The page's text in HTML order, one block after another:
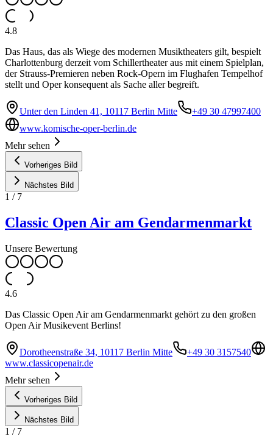
4.8
Das Haus, das als Wiege des modernen Musiktheaters gilt, bespielt
Charlottenburg derzeit vom Schillertheater aus mit einem Spielplan,
der Strauss-Premieren neben Rock-Opern im Flughafen Tempelhof
stellt und Oper konsequent als Sache aller begreift.
Unter den Linden 41, 10117 Berlin Mitte
+49 30 47997400
www.komische-oper-berlin.de
Mehr sehen
Vorheriges Bild
Nächstes Bild
1 / 7
Classic Open Air am Gendarmenmarkt
Unsere Bewertung
4.6
Das Classic Open Air am Gendarmenmarkt gehört zu den großen
Open Air Musikevent Berlins!
Dorotheenstraße 34, 10117 Berlin Mitte
+49 30 3157540
www.classicopenair.de
Mehr sehen
Vorheriges Bild
Nächstes Bild
1 / 7